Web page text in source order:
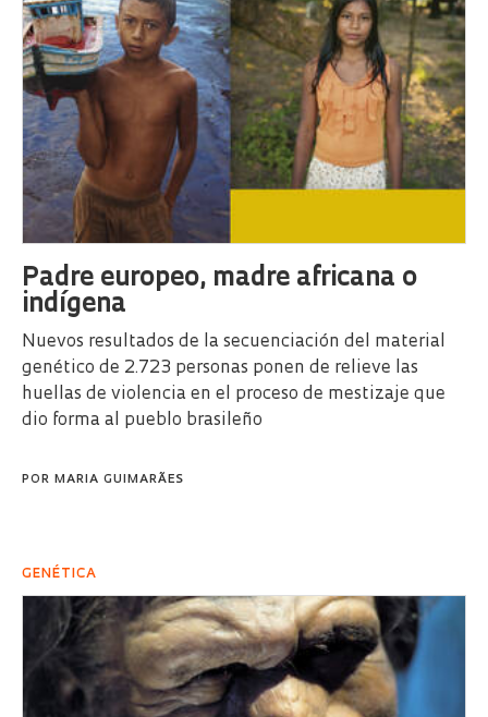
Padre europeo, madre africana o
indígena
Nuevos resultados de la secuenciación del material
genético de 2.723 personas ponen de relieve las
huellas de violencia en el proceso de mestizaje que
dio forma al pueblo brasileño
POR MARIA GUIMARÃES
GENÉTICA